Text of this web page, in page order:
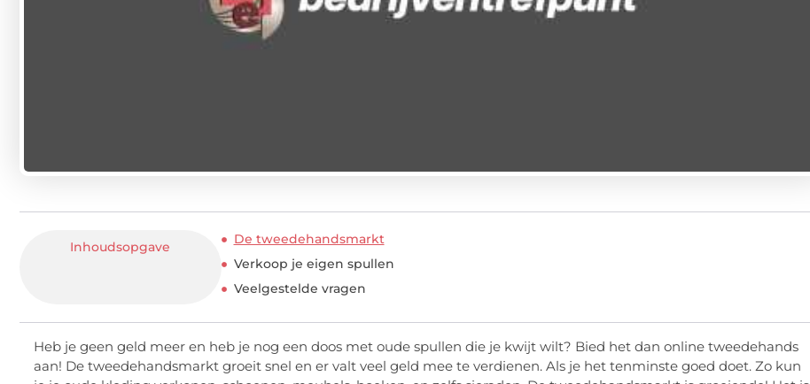
Inhoudsopgave
De tweedehandsmarkt
Verkoop je eigen spullen
Veelgestelde vragen
Heb je geen geld meer en heb je nog een doos met oude spullen die je kwijt wilt? Bied het dan online tweedehands
aan! De tweedehandsmarkt groeit snel en er valt veel geld mee te verdienen. Als je het tenminste goed doet. Zo kun